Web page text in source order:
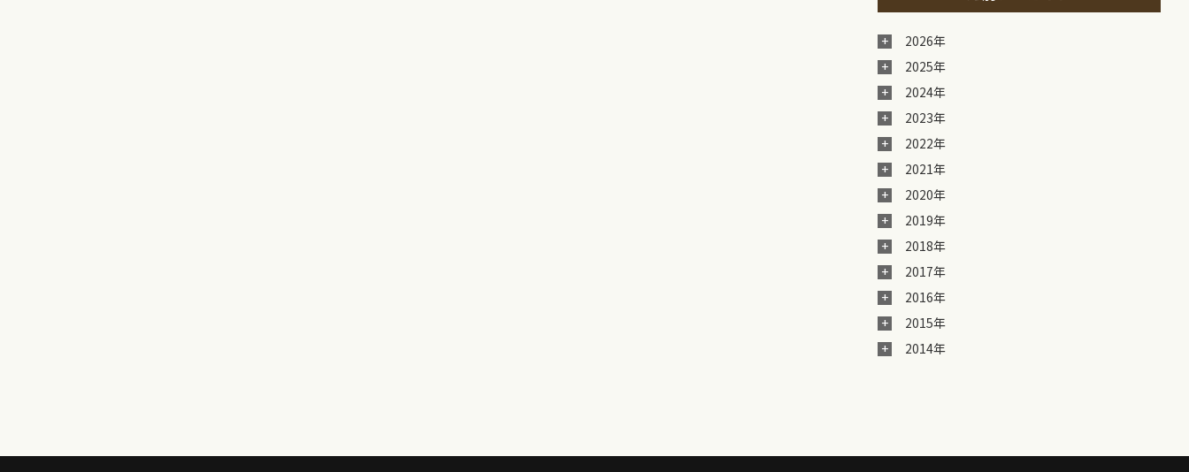
2026年
2025年
2024年
2023年
2022年
2021年
2020年
2019年
2018年
2017年
2016年
2015年
2014年